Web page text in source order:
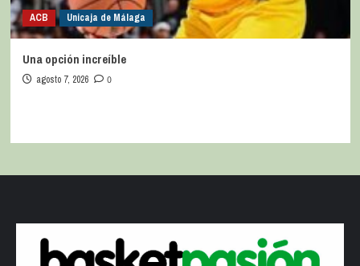
ACB Unicaja de Málaga
Una opción increíble
agosto 7, 2026 0